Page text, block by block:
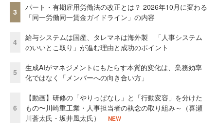
3
パート・有期雇用労働法の改正とは？ 2026年10月に変わる
「同一労働同一賃金ガイドライン」の内容
4
給与システムは国産、タレマネは海外製 「人事システム
のいいとこ取り」が進む理由と成功のポイント
5
生成AIがマネジメントにもたらす本質的変化は、業務効率
化ではなく「メンバーへの向き合い方」
6
【動画】研修の「やりっぱなし」と「行動変容」を分けた
もの〜川崎重工業・人事担当者の執念の取り組み～（喜瀬
川蒼太氏・坂井風太氏）
NEW